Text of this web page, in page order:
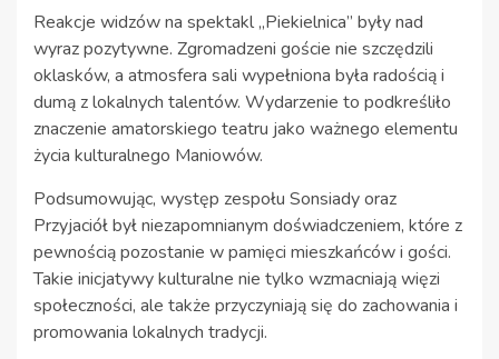
Reakcje widzów na spektakl „Piekielnica” były nad
wyraz pozytywne. Zgromadzeni goście nie szczędzili
oklasków, a atmosfera sali wypełniona była radością i
dumą z lokalnych talentów. Wydarzenie to podkreśliło
znaczenie amatorskiego teatru jako ważnego elementu
życia kulturalnego Maniowów.
Podsumowując, występ zespołu Sonsiady oraz
Przyjaciół był niezapomnianym doświadczeniem, które z
pewnością pozostanie w pamięci mieszkańców i gości.
Takie inicjatywy kulturalne nie tylko wzmacniają więzi
społeczności, ale także przyczyniają się do zachowania i
promowania lokalnych tradycji.